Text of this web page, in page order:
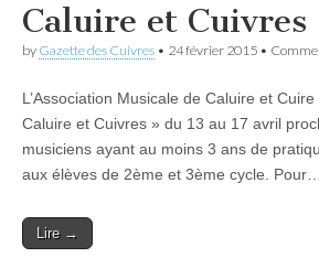
Caluire et Cuivres
by Gazette des Cuivres • 24 février 2015 •
L’Association Musicale de Caluire et
Caluire et Cuivres » du 13 au 17 avril
musiciens ayant au moins 3 ans de
aux élèves de 2ème et 3ème cycle. Pour…
Lire →